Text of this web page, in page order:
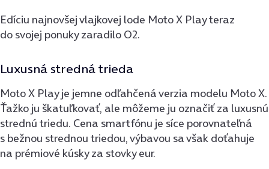
Edíciu najnovšej vlajkovej lode Moto X Play teraz
do svojej ponuky zaradilo O2.
Luxusná stredná trieda
Moto X Play je jemne odľahčená verzia modelu Moto X.
Ťažko ju škatuľkovať, ale môžeme ju označiť za luxusnú
strednú triedu. Cena smartfónu je síce porovnateľná
s bežnou strednou triedou, výbavou sa však doťahuje
na prémiové kúsky za stovky eur.